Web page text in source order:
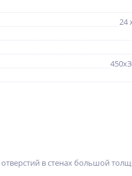
24
в стенах большой